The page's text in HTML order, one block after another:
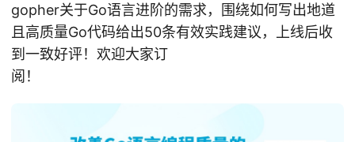
gopher关于Go语言进阶的需求，围绕如何写出地道
且高质量Go代码给出50条有效实践建议，上线后收
到一致好评！欢迎大家订
阅！